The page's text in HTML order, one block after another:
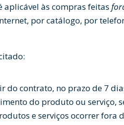
aplicável às compras feitas
por catálogo, por
do contrato, no prazo de 7
do produto ou serviço,
e serviços ocorrer fora